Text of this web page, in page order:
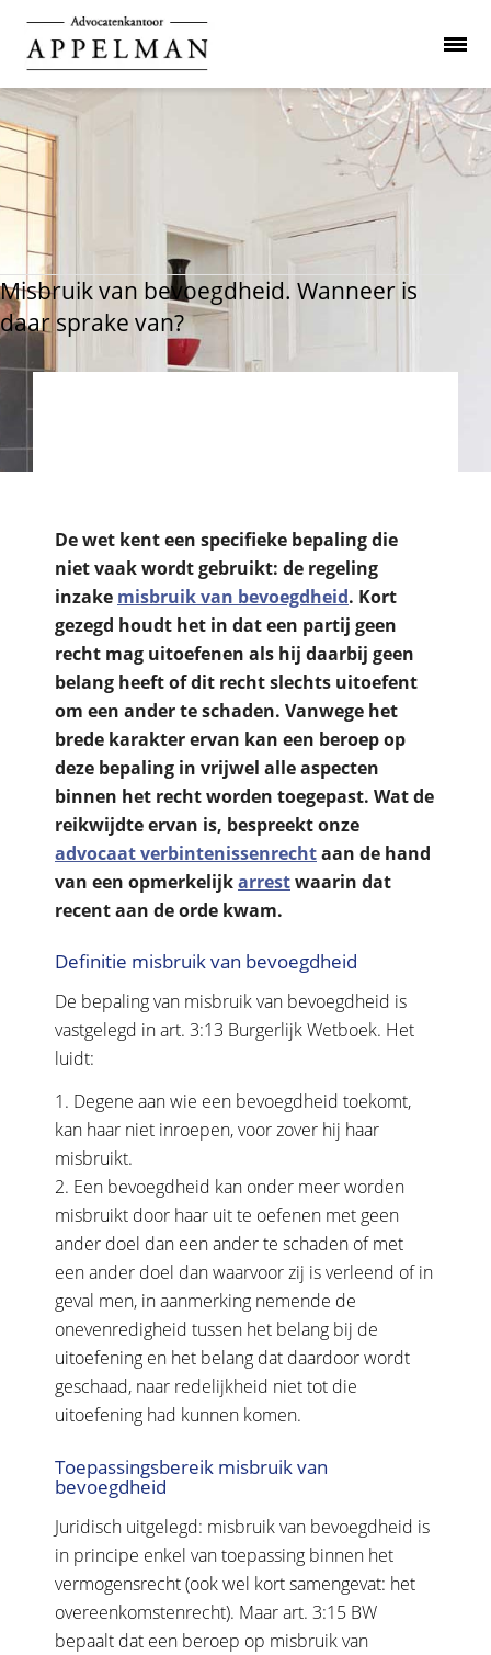
Misbruik van bevoegdheid. Wanneer is
daar sprake van?
De wet kent een specifieke bepaling die
niet vaak wordt gebruikt: de regeling
inzake misbruik van bevoegdheid. Kort
gezegd houdt het in dat een partij geen
recht mag uitoefenen als hij daarbij geen
belang heeft of dit recht slechts uitoefent
om een ander te schaden. Vanwege het
brede karakter ervan kan een beroep op
deze bepaling in vrijwel alle aspecten
binnen het recht worden toegepast. Wat de
reikwijdte ervan is, bespreekt onze
advocaat verbintenissenrechtaan de hand
van een opmerkelijkarrestwaarin dat
recent aan de orde kwam.
Definitie misbruik van bevoegdheid
De bepaling van misbruik van bevoegdheid is
vastgelegd in art. 3:13 Burgerlijk Wetboek. Het
luidt:
1. Degene aan wie een bevoegdheid toekomt,
kan haar niet inroepen, voor zover hij haar
misbruikt.
2. Een bevoegdheid kan onder meer worden
misbruikt door haar uit te oefenen met geen
ander doel dan een ander te schaden of met
een ander doel dan waarvoor zij is verleend of in
geval men, in aanmerking nemende de
onevenredigheid tussen het belang bij de
uitoefening en het belang dat daardoor wordt
geschaad, naar redelijkheid niet tot die
uitoefening had kunnen komen.
Toepassingsbereik misbruik van
bevoegdheid
Juridisch uitgelegd: misbruik van bevoegdheid is
in principe enkel van toepassing binnen het
vermogensrecht (ook wel kort samengevat: het
overeenkomstenrecht). Maar art. 3:15 BW
bepaalt dat een beroep op misbruik van